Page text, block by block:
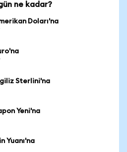
ne kadar?
Doları'na
Sterlini'na
Yeni'na
Yuanı'na